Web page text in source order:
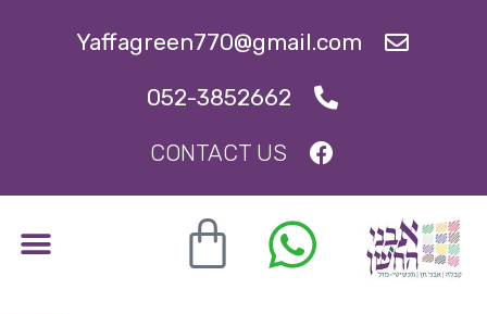
Yaffagreen770@gmail.com
052-3852662
CONTACT US